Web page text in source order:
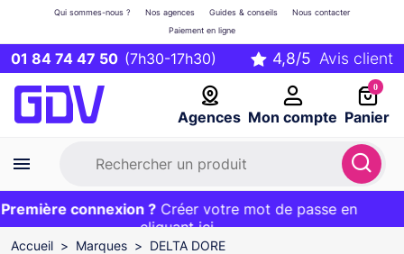
01 84 74 47 50 (7h30-17h30)
Agences Mon compte
Qui sommes-nous ? Nos agences Guides & conseils
Nous contacter
Paiement en ligne
0
Panier
Première commande ?20€ OFFERT sur votre panier
et livraison 24/48h gratuite avec le codeBIENVENUE
connexion ?Créer votre mot de passe en
cliquant ici
EXCLU WEB :
Accueil Marques DELTA DORE